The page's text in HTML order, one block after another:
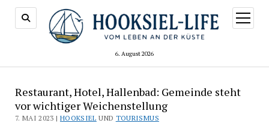
6. August 2026
Menü
öffnen
Restaurant, Hotel, Hallenbad: Gemeinde steht
vor wichtiger Weichenstellung
7. MAI 2023 | HOOKSIEL UND TOURISMUS